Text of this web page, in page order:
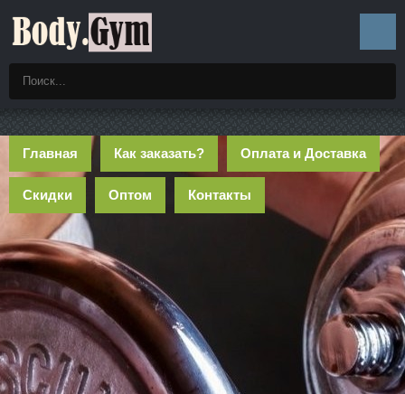
Главная Как заказать? Оплата и Доставка
Скидки Оптом Контакты